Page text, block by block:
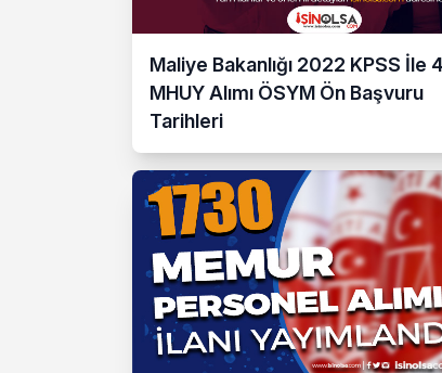
Maliye Bakanlığı 2022 KPSS İle
MHUY Alımı ÖSYM Ön Başvuru
Tarihleri